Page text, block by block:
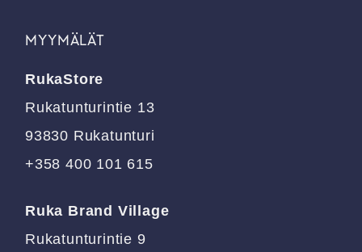
Voit
valinnat
sivulla.
MYYMÄLÄT
RukaStore
Rukatunturintie 13
93830 Rukatunturi
+358 400 101 615
Ruka Brand Village
Rukatunturintie 9